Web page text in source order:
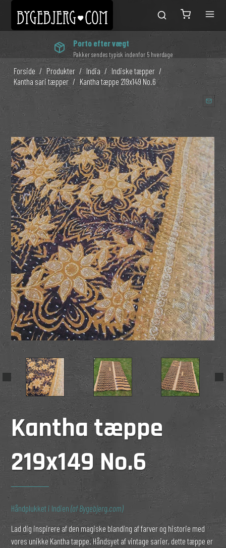
Porto efter vægt
Pakker sendes typisk indenfor 5 hverdage
Forside / Produkter / India / Indiske tæpper /
Kantha sari tæpper / Kantha tæppe 219x149 No.6
Kantha tæppe
219x149 No.6
Håndplukket i Indien(af Bygebjerg.com)
Lad dig inspirere af den magiske blanding af farver og historie med
vores unikke Kantha tæppe. Håndsyet af vintage sarier, dette tæppe er